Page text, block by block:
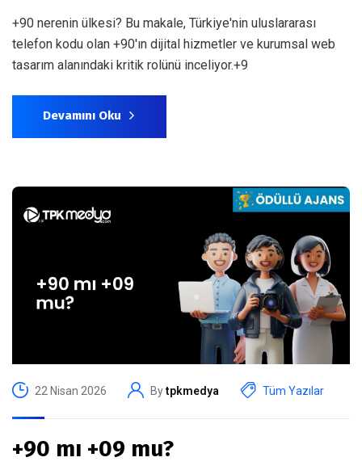
+90 nerenin ülkesi? Bu makale, Türkiye'nin uluslararası
telefon kodu olan +90'ın dijital hizmetler ve kurumsal web
tasarım alanındaki kritik rolünü inceliyor.+9
Devamını Oku
22 Nisan 2026 Bytpkmedya Tüm Yazılar
+90 mı +09 mu?